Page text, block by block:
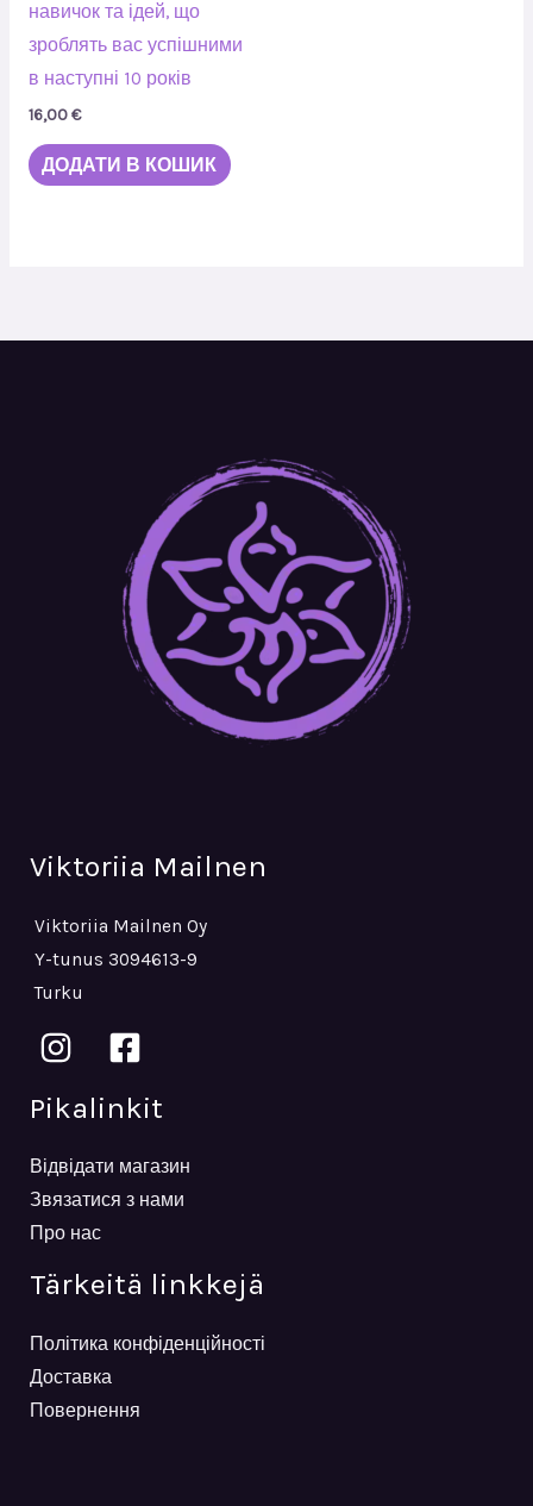
навичок та ідей, що
зроблять вас успішними
в наступні 10 років
16,00€
ДОДАТИ В КОШИК
Viktoriia Mailnen
Viktoriia Mailnen Oy
Y-tunus 3094613-9
Turku
Pikalinkit
Відвідати магазин
Звязатися з нами
Про нас
Tärkeitä linkkejä
Політика конфіденційності
Доставка
Повернення